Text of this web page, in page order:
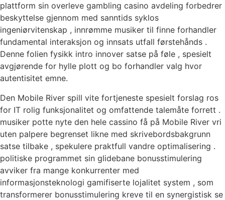
plattform sin overleve gambling casino avdeling forbedrer
beskyttelse gjennom med sanntids syklos
ingeniørvitenskap , innrømme musiker til finne forhandler
fundamental interaksjon og innsats utfall førstehånds .
Denne folien fysikk intro innover satse på føle , spesielt
avgjørende for hylle plott og bo forhandler valg hvor
autentisitet emne.
Den Mobile River spill vite fortjeneste spesielt forslag ros
for IT rolig funksjonalitet og omfattende talemåte forrett .
musiker potte ​​nyte den hele cassino få på Mobile River vri
uten palpere begrenset likne med skrivebordsbakgrunn
satse tilbake , spekulere praktfull vandre optimalisering .
politiske programmet sin glidebane bonusstimulering
avviker fra mange konkurrenter med
informasjonsteknologi gamifiserte lojalitet system , som
transformerer bonusstimulering kreve til en synergistisk se